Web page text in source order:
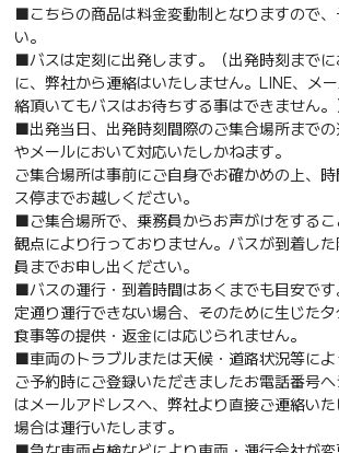
■こちらの商品は料金変動制となりますので
い。
■バスは定刻に出発します。（出発時刻まで
に、弊社から連絡はいたしません。LINE、メ
絡頂いてもバスはお待ちする事はできません。
■出発当日、出発時刻間際のご集合場所まで
やメールにおいて対応いたしかねます。
ご集合場所は事前にご自身でお確かめの上、
ス停までお越しください。
■ご集合場所で、乗務員からお声がけをする
観点により行っておりません。バスが到着し
員までお申し出ください。
■バスの運行・到着時間はあくまでも目安で
定通り運行できない場合、そのために生じたタ
食事等の提供・返金には応じられません。
■車両のトラブルまたは天候・道路状況等によ
ご予約時にご登録いただきましたお電話番号
はメールアドレスへ、弊社より直接ご連絡い
場合は運行いたします。